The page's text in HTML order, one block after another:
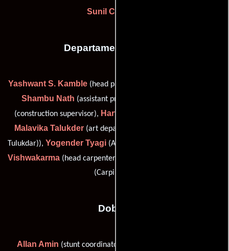
Sunil Chhabra
Departamento de arte
Yashwant S. Kamble(head painter (as Yeshwant S. Kamble)),
Shambu Nath (assistant props master),
(construction supervisor), Harveer Singh
Malavika Talukder (art department assistant (as Malavika
Tulukdar)), Yogender Tyagi(Asistente de utilería),
Vishwakarma (head carpenter) y
(Carpintero)
Dobles
Allan Amin (stunt coordinator (as Amin Ghani)) y